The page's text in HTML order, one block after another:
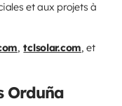
et aux projets à
, tclsolar.com, et
Orduña